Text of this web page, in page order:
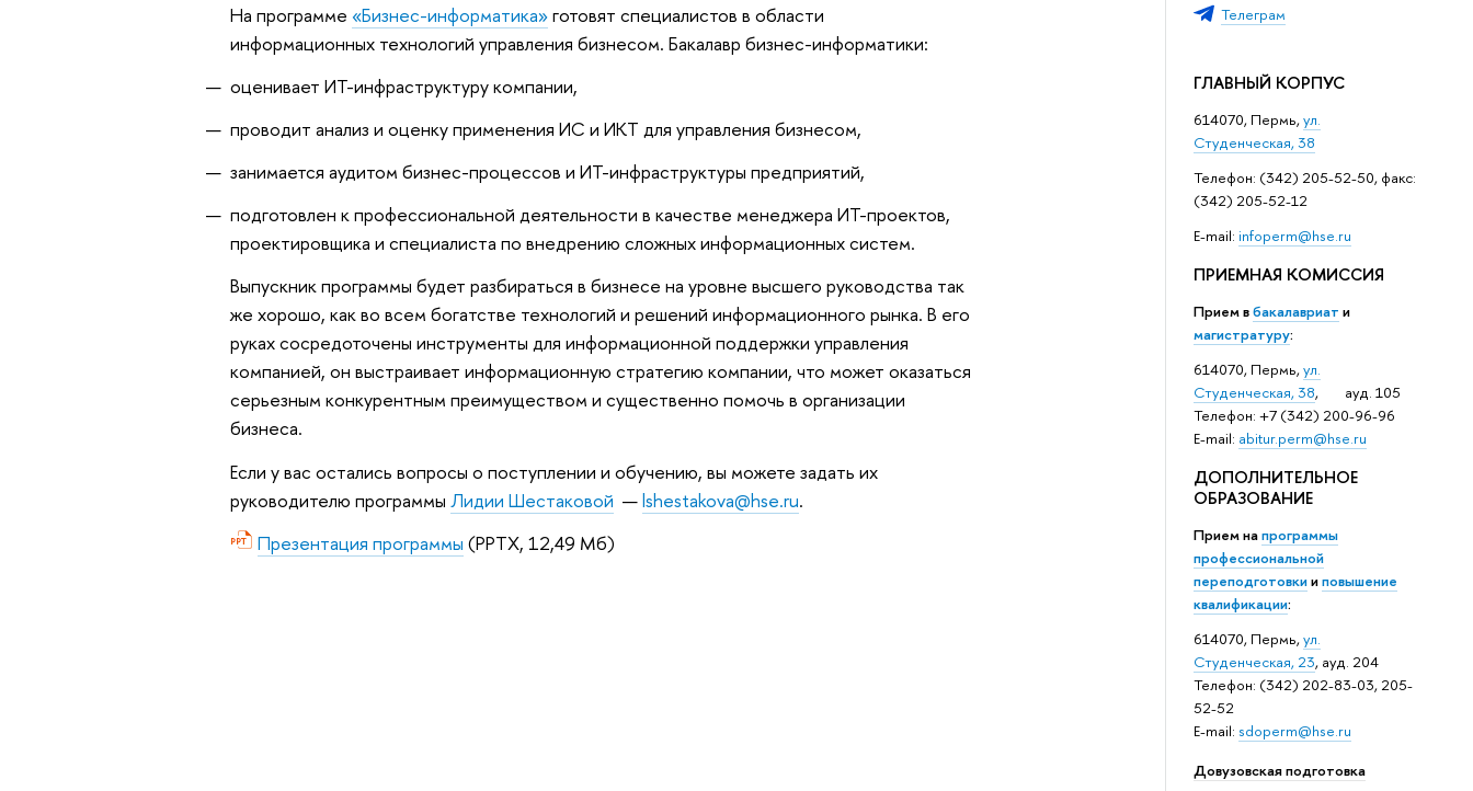
Телеграм
ГЛАВНЫЙ КОРПУС
614070, Пермь,ул.
Студенческая, 38
Телефон: (342) 205-52-50, факс:
(342) 205-52-12
Е-mail: infoperm@hse.ru
ПРИЕМНАЯ КОМИССИЯ
Прием вбакалавриат и
магистратуру:
614070, Пермь,ул.
Студенческая, 38, ауд. 105
Телефон: +7 (342) 200-96-96
E-mail: abitur.perm@hse.ru
ДОПОЛНИТЕЛЬНОЕ
ОБРАЗОВАНИЕ
Прием напрограммы
профессиональной
переподготовкииповышение
квалификации:
614070, Пермь,ул.
Студенческая, 23, ауд. 204
Телефон: (342) 202-83-03, 205-
52-52
E-mail: sdoperm@hse.ru
Довузовская подготовка
На программе «Бизнес-информатика»готовят специалистов в области
информационных технологий управления бизнесом. Бакалавр бизнес-информатики:
оценивает ИТ-инфраструктуру компании,
проводит анализ и оценку применения ИС и ИКТ для управления бизнесом,
занимается аудитом бизнес-процессов и ИТ-инфраструктуры предприятий,
подготовлен к профессиональной деятельности в качестве менеджера ИТ-проектов,
проектировщика и специалиста по внедрению сложных информационных систем.
Выпускник программы будет разбираться в бизнесе на уровне высшего руководства так
же хорошо, как во всем богатстве технологий и решений информационного рынка. В его
руках сосредоточены инструменты для информационной поддержки управления
компанией, он выстраивает информационную стратегию компании, что может оказаться
серьезным конкурентным преимуществом и существенно помочь в организации
бизнеса.
Если у вас остались вопросы о поступлении и обучению, вы можете задать их
руководителю программы Лидии Шестаковой —lshestakova@hse.ru.
Презентация программы (PPTX, 12,49 Мб)